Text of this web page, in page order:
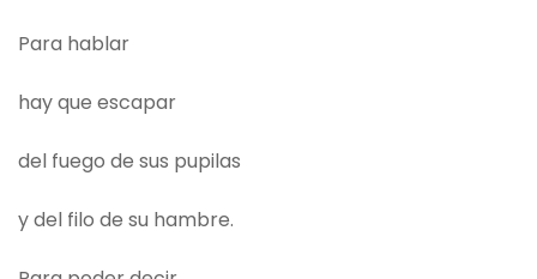
Para hablar
hay que escapar
del fuego de sus pupilas
y del filo de su hambre.